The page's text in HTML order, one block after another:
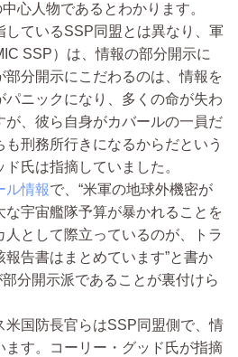
心人物であるとわかります。
ているSSP同盟とは異なり、軍
SSP）は、情報の部分開示に
部分開示にこだわるのは、情報を
ニックになり、多くの命が失わ
が、彼ら自身がカバールの一員だ
刑務所行きになるからだという
氏は指摘していました。
ル情報で、“米軍の地球外機密が
宇宙艦隊予算が暴かれることを
人として際立っているのが、トラ
告書はまとめています”と書か
分開示派であることが裏付けら
国防長官らはSSP同盟側で、情
ます。コーリー・グッド氏が指摘